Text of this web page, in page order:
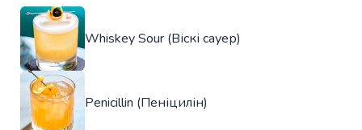
Whiskey Sour (Віскі сауер)
Penicillin (Пеніцилін)